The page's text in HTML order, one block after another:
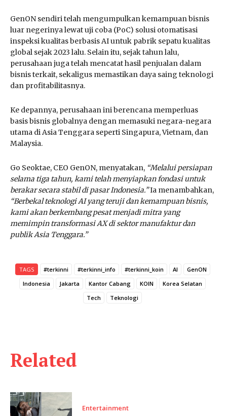
GenON sendiri telah mengumpulkan kemampuan bisnis
luar negerinya lewat uji coba (PoC) solusi otomatisasi
inspeksi kualitas berbasis AI untuk pabrik sepatu kualitas
global sejak 2023 lalu. Selain itu, sejak tahun lalu,
perusahaan juga telah mencatat hasil penjualan dalam
bisnis terkait, sekaligus memastikan daya saing teknologi
dan profitabilitasnya.
Ke depannya, perusahaan ini berencana memperluas
basis bisnis globalnya dengan memasuki negara-negara
utama di Asia Tenggara seperti Singapura, Vietnam, dan
Malaysia.
Go Seoktae, CEO GenON, menyatakan, “Melalui persiapan
selama tiga tahun, kami telah menyiapkan fondasi untuk
berakar secara stabil di pasar Indonesia.”Ia menambahkan,
“Berbekal teknologi AI yang teruji dan kemampuan bisnis,
kami akan berkembang pesat menjadi mitra yang
memimpin transformasi AX di sektor manufaktur dan
publik Asia Tenggara.”
TAGS #terkinni #terkinni_info #terkinni_koin AI
GenON
Indonesia
Jakarta Kantor Cabang KOIN
Korea Selatan
Tech
Teknologi
Related
Entertainment